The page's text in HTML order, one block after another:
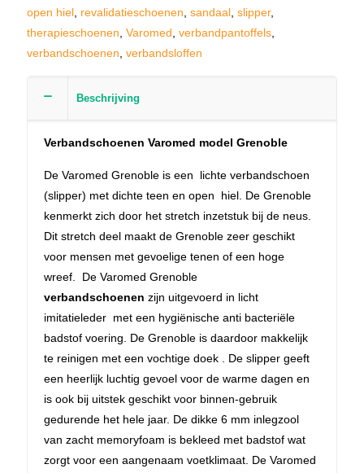
open hiel revalidatieschoenen sandaal slipper,
therapieschoenen Varomed verbandpantoffels
verbandschoenen verbandsloffen
Beschrijving
Verbandschoenen Varomed model Grenoble
De Varomed Grenoble is een lichte verbandschoen
(slipper) met dichte teen en open hiel. De Grenoble
kenmerkt zich door het stretch inzetstuk bij de neus.
Dit stretch deel maakt de Grenoble zeer geschikt
voor mensen met gevoelige tenen of een hoge
wreef. De Varomed Grenoble
verbandschoenen zijn uitgevoerd in licht
imitatieleder met een hygiënische anti bacteriële
badstof voering. De Grenoble is daardoor makkelijk
te reinigen met een vochtige doek . De slipper geeft
een heerlijk luchtig gevoel voor de warme dagen en
is ook bij uitstek geschikt voor binnen-gebruik
gedurende het hele jaar. De dikke 6 mm inlegzool
van zacht memoryfoam is bekleed met badstof wat
zorgt voor een aangenaam voetklimaat. De Varomed